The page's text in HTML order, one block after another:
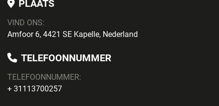
PLAATS
VIND ONS:
Amfoor 6, 4421 SE Kapelle, Nederland
TELEFOONNUMMER
TELEFOONNUMMER:
+ 31113700257